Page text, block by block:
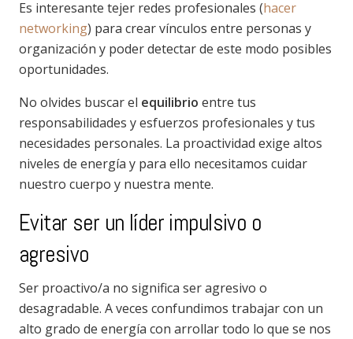
Es interesante tejer redes profesionales (hacer
networking) para crear vínculos entre personas y
organización y poder detectar de este modo posibles
oportunidades.
No olvides buscar el equilibrio entre tus
responsabilidades y esfuerzos profesionales y tus
necesidades personales. La proactividad exige altos
niveles de energía y para ello necesitamos cuidar
nuestro cuerpo y nuestra mente.
Evitar ser un líder impulsivo o
agresivo
Ser proactivo/a no significa ser agresivo o
desagradable. A veces confundimos trabajar con un
alto grado de energía con arrollar todo lo que se nos